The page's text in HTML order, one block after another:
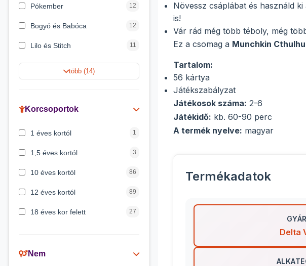
Pókember 12
Bogyó és Babóca 12
Lilo és Stitch 11
Jégvarázs 9
Peppa malac
több (14)
Korcsoportok
1 éves kortól 1
1,5 éves kortól 3
10 éves kortól 86
12 éves kortól 89
18 éves kor felett 27
3 éves kortól 200
Nem
Növessz csáplábat és használd
is!
Vár rád még több téboly, még
Ez a csomag a Munchkin Cthulhu
Tartalom:
56 kártya
Játékszabályzat
Játékosok száma: 2-6
Játékidő: kb. 60-90 perc
A termék nyelve: magyar
Termékadatok
Delta